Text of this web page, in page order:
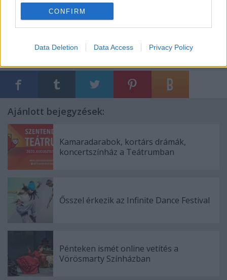
CONFIRM
Data Deletion Data Access Privacy Policy
Forrás: MTI
Ajánlott bejegyzések:
Kamaradarabok, kortárs drámák,
koncertszínház a Teátrumban
Ősszel érkezik az Infinite Dance Festival
Pénteken ismét online vetítés a
Vörösmarty Színházban